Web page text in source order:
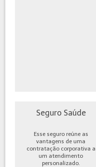
Seguro Saúde
Esse seguro reúne as
vantagens de uma
contratação corporativa a
um atendimento
personalizado.